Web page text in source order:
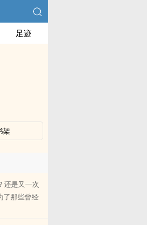
足迹
架
还是又一次
了那些曾经